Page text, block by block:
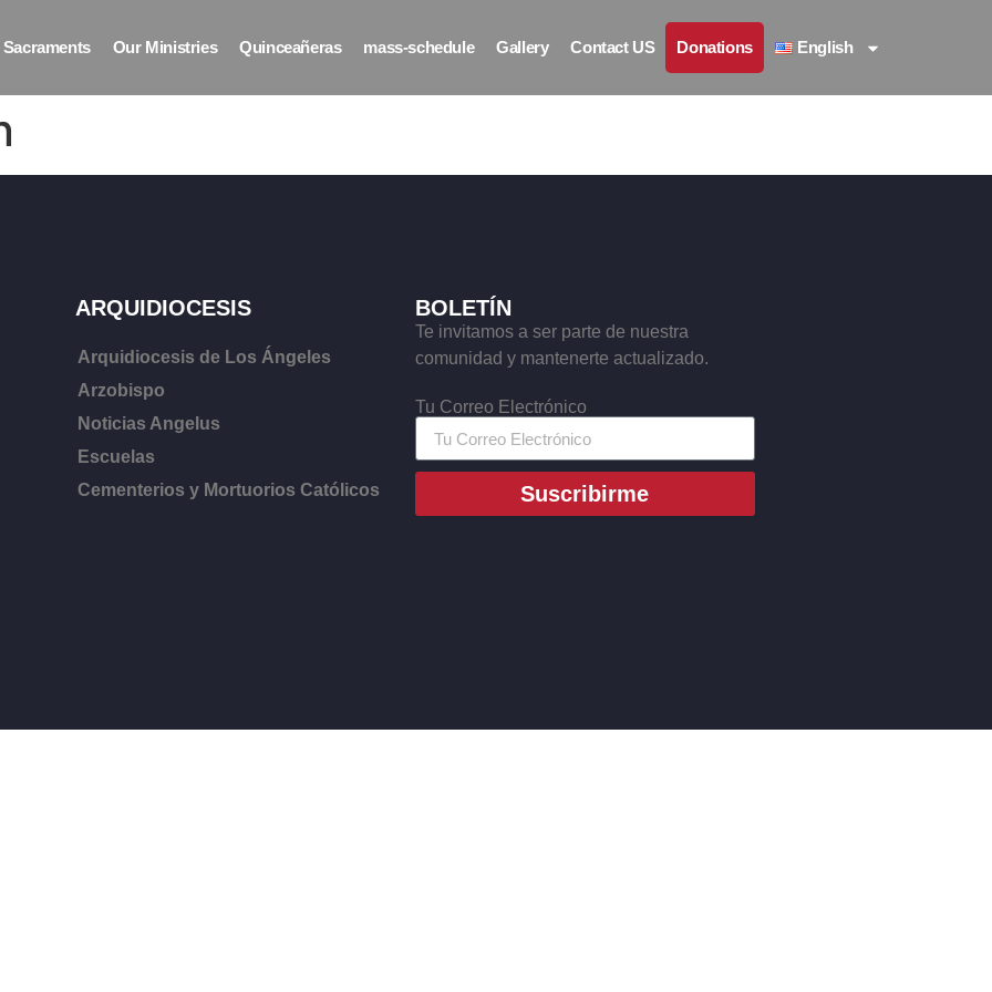
Sacraments Our Ministries Quinceañeras mass-schedule Gallery Contact US Donations English
ARQUIDIOCESIS
Arquidiocesis de Los Ángeles
Arzobispo
Noticias Angelus
Escuelas
Cementerios y Mortuorios Católicos
BOLETÍN
Te invitamos a ser parte de nuestra
comunidad y mantenerte actualizado.
Tu Correo Electrónico
Suscribirme